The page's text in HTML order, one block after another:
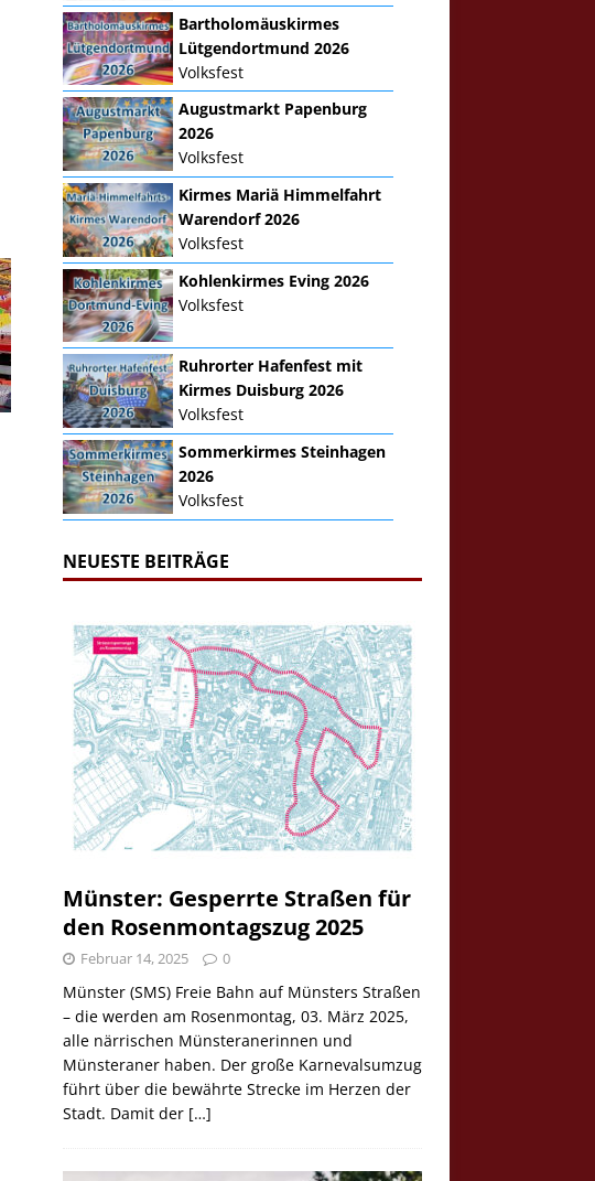
Bartholomäuskirmes
Lütgendortmund 2026
Volksfest
Augustmarkt Papenburg
2026
Volksfest
Kirmes Mariä Himmelfahrt
Warendorf 2026
Volksfest
Kohlenkirmes Eving 2026
Volksfest
Ruhrorter Hafenfest mit
Kirmes Duisburg 2026
Volksfest
Sommerkirmes Steinhagen
2026
Volksfest
NEUESTE BEITRÄGE
Münster: Gesperrte Straßen für
den Rosenmontagszug 2025
Februar 14, 2025 0
Münster (SMS) Freie Bahn auf Münsters Straßen
– die werden am Rosenmontag, 03. März 2025,
alle närrischen Münsteranerinnen und
Münsteraner haben. Der große Karnevalsumzug
führt über die bewährte Strecke im Herzen der
Stadt. Damit der […]